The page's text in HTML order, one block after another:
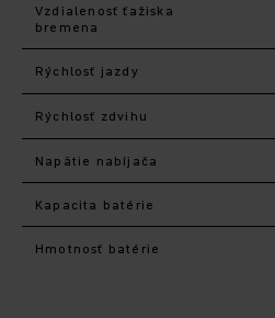
Vzdialenosť ťažiska
bremena
Rýchlosť jazdy
Rýchlosť zdvihu
Napätie nabíjača
Kapacita batérie
Hmotnosť batérie